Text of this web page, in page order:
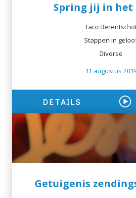
Spring jij in het
Taco
Stappen in
Diverse
11 augustus
DETAILS
Getuigenis